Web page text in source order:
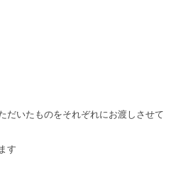
だいたものをそれぞれにお渡しさせて
す